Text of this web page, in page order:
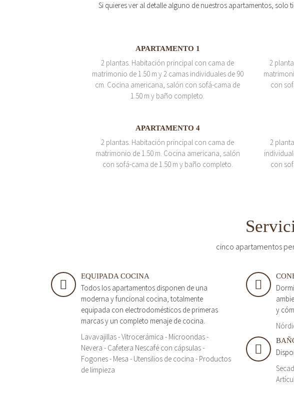
Si quieres ver al detalle alguno de nuestros apartamentos, solo
APARTAMENTO 1
2 plantas. Habitación principal con cama de
matrimonio de 1.50 m y 2 camas individuales de 90
cm. Cocina americana, salón con sofá-cama de
1.50 m y baño completo.
2
con
APARTAMENTO 4
2 plantas. Habitación principal con cama de
matrimonio de 1.50 m. Cocina americana, salón
con sofá-cama de 1.50 m y baño completo.
2
con
cinco apartamentos
EQUIPADA COCINA
Todos los apartamentos disponen de una
moderna y funcional cocina, totalmente
equipada con electrodomésticos de primeras
marcas y un completo menaje de cocina.
Lavavajillas - Vitrocerámica - Microondas -
Nevera - Cafetera Nescafé con cápsulas -
Fogones - Mesa - Utensilios de cocina - Productos
de limpieza
y